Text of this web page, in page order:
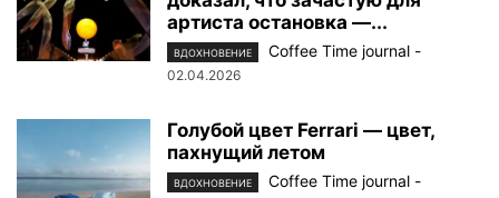
артиста остановка —...
ВДОХНОВЕНИЕ Coffee Time journal -
02.04.2026
Голубой цвет Ferrari — цвет,
пахнущий летом
ВДОХНОВЕНИЕ Coffee Time journal -